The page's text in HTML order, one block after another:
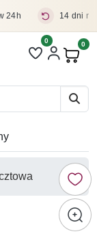
24h 14 dni
Liczba pozycji
0 0